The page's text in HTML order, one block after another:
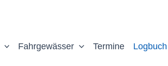
Fahrgewässer Termine Logbuch